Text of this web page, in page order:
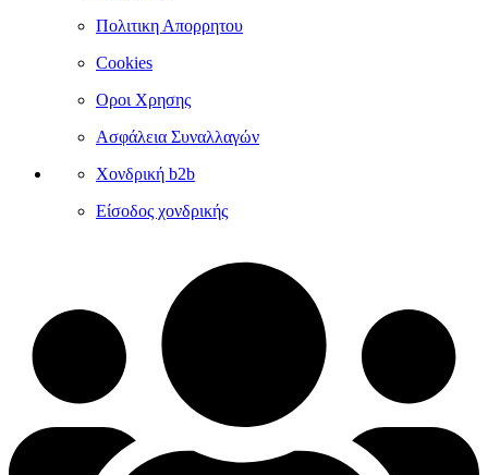
Πολιτικη Απορρητου
Cookies
Οροι Χρησης
Ασφάλεια Συναλλαγών
Χονδρική b2b
Είσοδος χονδρικής